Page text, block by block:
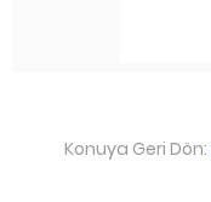
Konuya Geri Dön: